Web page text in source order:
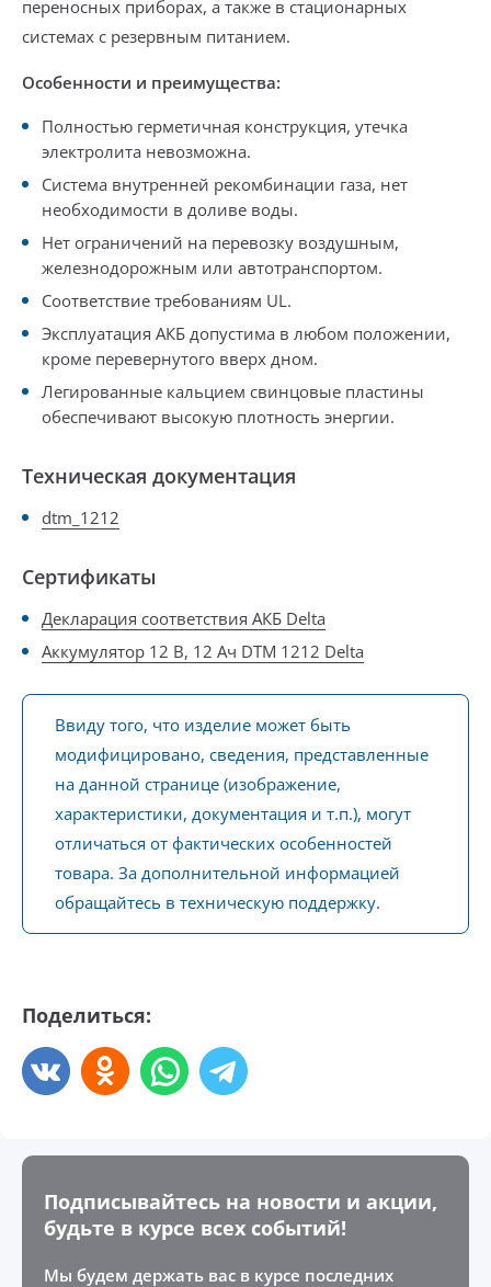
переносных приборах, а также в стационарных
системах с резервным питанием.
Особенности и преимущества:
Полностью герметичная конструкция, утечка
электролита невозможна.
Система внутренней рекомбинации газа, нет
необходимости в доливе воды.
Нет ограничений на перевозку воздушным,
железнодорожным или автотранспортом.
Соответствие требованиям UL.
Эксплуатация АКБ допустима в любом положении,
кроме перевернутого вверх дном.
Легированные кальцием свинцовые пластины
обеспечивают высокую плотность энергии.
Техническая документация
dtm_1212
Сертификаты
Декларация соответствия АКБ Delta
Аккумулятор 12 В, 12 Ач DTM 1212 Delta
Ввиду того, что изделие может быть
модифицировано, сведения, представленные
на данной странице (изображение,
характеристики, документация и т.п.), могут
отличаться от фактических особенностей
товара. За дополнительной информацией
обращайтесь в техническую поддержку.
Поделиться:
Подписывайтесь на новости и акции,
будьте в курсе всех событий!
Мы будем держать вас в курсе последних